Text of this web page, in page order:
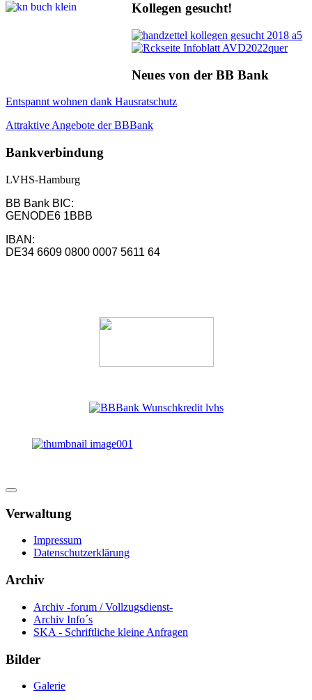
Kollegen gesucht!
Neues von der BB Bank
Entspannt wohnen dank Hausratschutz
Attraktive Angebote der BBBank
Bankverbindung
LVHS-Hamburg
BB Bank BIC:
GENODE6 1BBB
IBAN:
DE34 6609 0800 0007 5611 64
Verwaltung
Impressum
Datenschutzerklärung
Archiv
Archiv -forum / Vollzugsdienst-
Archiv Info´s
SKA - Schriftliche kleine Anfragen
Bilder
Galerie